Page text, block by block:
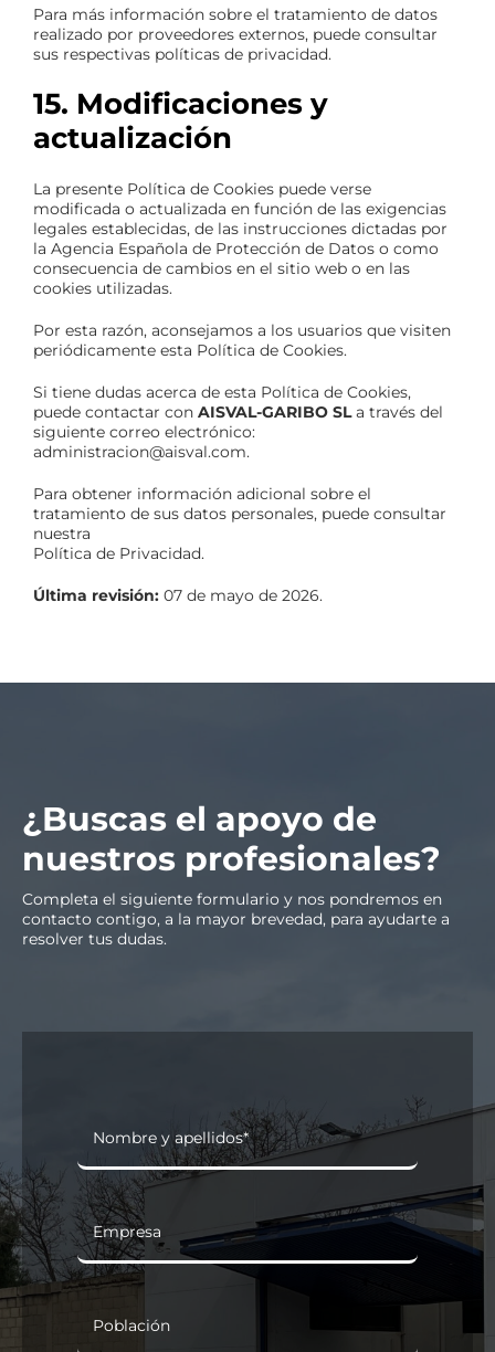
Para más información sobre el tratamiento de datos
realizado por proveedores externos, puede consultar
sus respectivas políticas de privacidad.
15. Modificaciones y
actualización
La presente Política de Cookies puede verse
modificada o actualizada en función de las exigencias
legales establecidas, de las instrucciones dictadas por
la Agencia Española de Protección de Datos o como
consecuencia de cambios en el sitio web o en las
cookies utilizadas.
Por esta razón, aconsejamos a los usuarios que visiten
periódicamente esta Política de Cookies.
Si tiene dudas acerca de esta Política de Cookies,
puede contactar con AISVAL-GARIBO SLa través del
siguiente correo electrónico:
administracion@aisval.com.
Para obtener información adicional sobre el
tratamiento de sus datos personales, puede consultar
nuestra
Política de Privacidad.
Última revisión: 07 de mayo de 2026.
¿Buscas el apoyo de
nuestros profesionales?
Completa el siguiente formulario y nos pondremos en
contacto contigo, a la mayor brevedad, para ayudarte a
resolver tus dudas.